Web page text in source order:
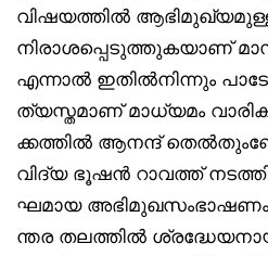
വിഷയത്തിൽ
നിരാശപ്പെടുത്തുകയാണ്
എന്നാൽ ഇതിൽനിന്നും
ത്യസ്തമാണ് മാധ്യമം
ക്കത്തിൽ ആനന്ദ്
വിദ്യ ഭൂഷൻ റാവത്ത്
ഘമായ
ന്തര തലത്തിൽ